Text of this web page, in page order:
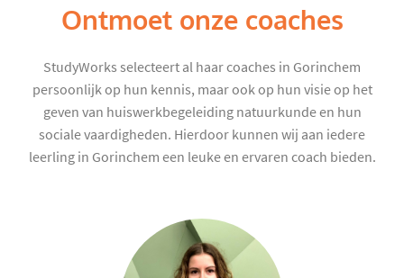
Ontmoet onze coaches
StudyWorks selecteert al haar coaches in Gorinchem
persoonlijk op hun kennis, maar ook op hun visie op het
geven van huiswerkbegeleiding natuurkunde en hun
sociale vaardigheden. Hierdoor kunnen wij aan iedere
leerling in Gorinchem een leuke en ervaren coach bieden.